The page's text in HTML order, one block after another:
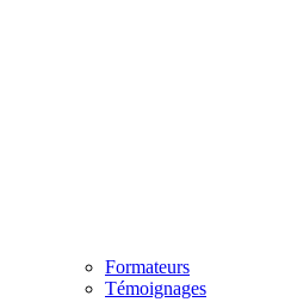
Formateurs
Témoignages